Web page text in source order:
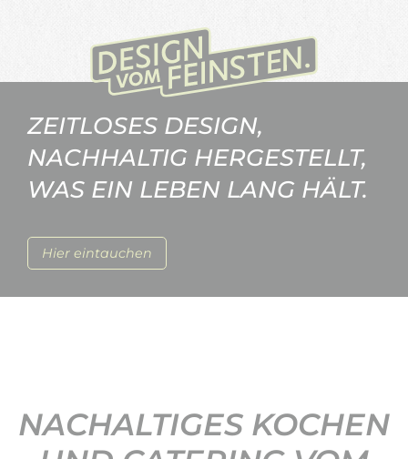
Hier eintauchen
ZEITLOSES DESIGN,
NACHHALTIG HERGESTELLT,
WAS EIN LEBEN LANG HÄLT.
NACHALTIGES KOCHEN